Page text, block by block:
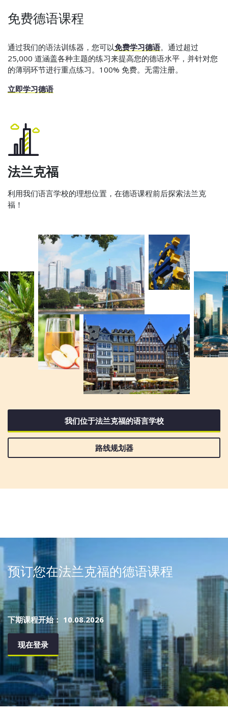
免费德语课程
通过我们的语法训练器，您可以免费学习德语。通过超过
25,000 道涵盖各种主题的练习来提高您的德语水平，并针对您
的薄弱环节进行重点练习。100% 免费。无需注册。
立即学习德语
法兰克福
利用我们语言学校的理想位置，在德语课程前后探索法兰克
福！
我们位于法兰克福的语言学校
路线规划器
预订您在法兰克福的德语课程
下期课程开始： 10.08.2026
现在登录